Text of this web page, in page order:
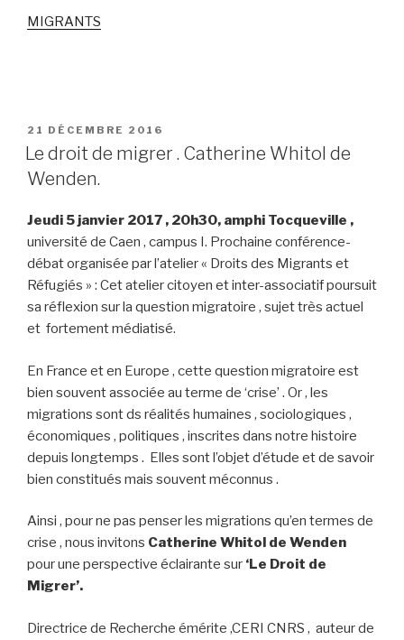
MIGRANTS
PUBLIÉ
LE
21 DÉCEMBRE 2016
Le droit de migrer . Catherine Whitol de
Wenden.
Jeudi 5 janvier 2017 , 20h30, amphi Tocqueville ,
université de Caen , campus I. Prochaine conférence-
débat organisée par l’atelier « Droits des Migrants et
Réfugiés » : Cet atelier citoyen et inter-associatif poursuit
sa réflexion sur la question migratoire , sujet très actuel
et fortement médiatisé.
En France et en Europe , cette question migratoire est
bien souvent associée au terme de ‘crise’ . Or , les
migrations sont ds réalités humaines , sociologiques ,
économiques , politiques , inscrites dans notre histoire
depuis longtemps . Elles sont l’objet d’étude et de savoir
bien constitués mais souvent méconnus .
Ainsi , pour ne pas penser les migrations qu’en termes de
crise , nous invitons Catherine Whitol de Wenden
pour une perspective éclairante sur ‘Le Droit de
Migrer’.
Directrice de Recherche émérite ,CERI CNRS , auteur de